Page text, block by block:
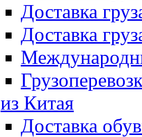
Доставка
Доставка
из Китая
Доставка